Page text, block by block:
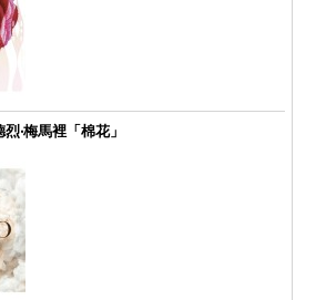
‧梅馬裡「棉花」